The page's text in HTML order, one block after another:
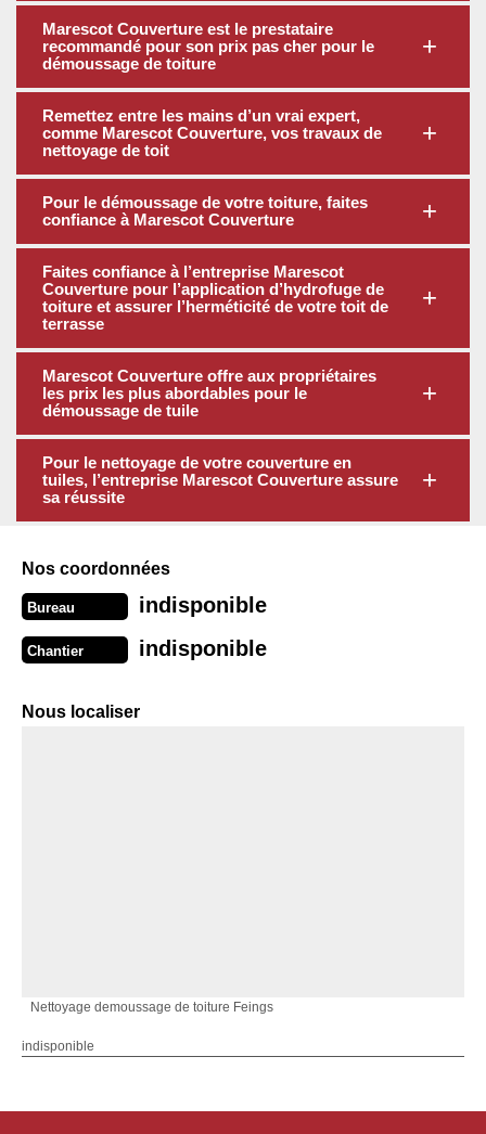
Marescot Couverture est le prestataire
recommandé pour son prix pas cher pour le
démoussage de toiture
Remettez entre les mains d’un vrai expert,
comme Marescot Couverture, vos travaux de
nettoyage de toit
Pour le démoussage de votre toiture, faites
confiance à Marescot Couverture
Faites confiance à l’entreprise Marescot
Couverture pour l’application d’hydrofuge de
toiture et assurer l’herméticité de votre toit de
terrasse
Marescot Couverture offre aux propriétaires
les prix les plus abordables pour le
démoussage de tuile
Pour le nettoyage de votre couverture en
tuiles, l’entreprise Marescot Couverture assure
sa réussite
Nos coordonnées
Bureau indisponible
Chantier indisponible
Nous localiser
Nettoyage demoussage de toiture Feings
indisponible